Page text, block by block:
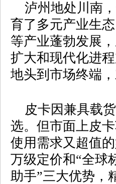
泸州地处川南
育了多元产业生
等产业蓬勃发展
扩大和现代化进
地头到市场终端
皮卡因兼具载
选。但市面上皮
使用需求又超值
万级定价和“全球
助手”三大优势，